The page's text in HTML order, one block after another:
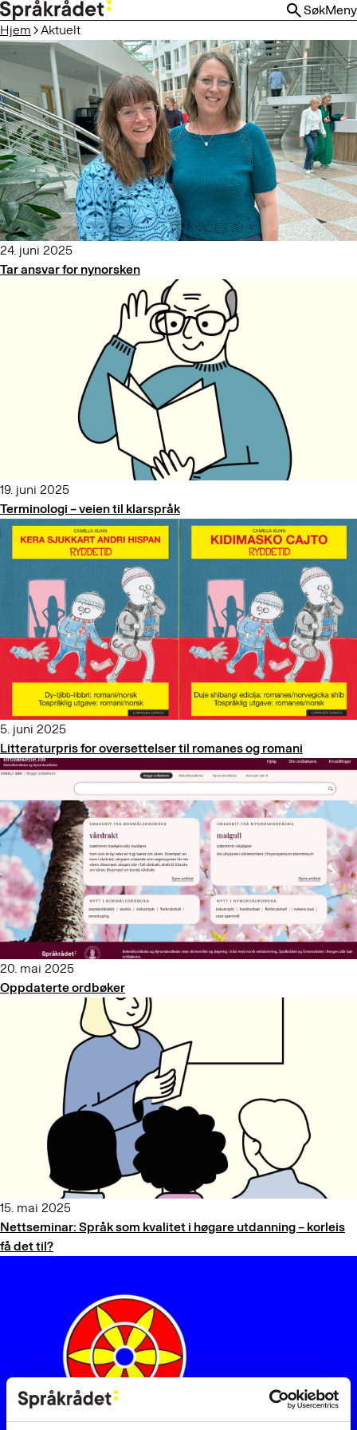
HOPP
TIL
HOVEDINNHOLD
SøkMeny
Hjem
Aktuelt
24. juni 2025
Tar ansvar for nynorsken
19. juni 2025
Terminologi – veien til klarspråk
5. juni 2025
Litteraturpris for oversettelser til romanes og romani
20. mai 2025
Oppdaterte ordbøker
15. mai 2025
Nettseminar: Språk som kvalitet i høgare utdanning – korleis
få det til?